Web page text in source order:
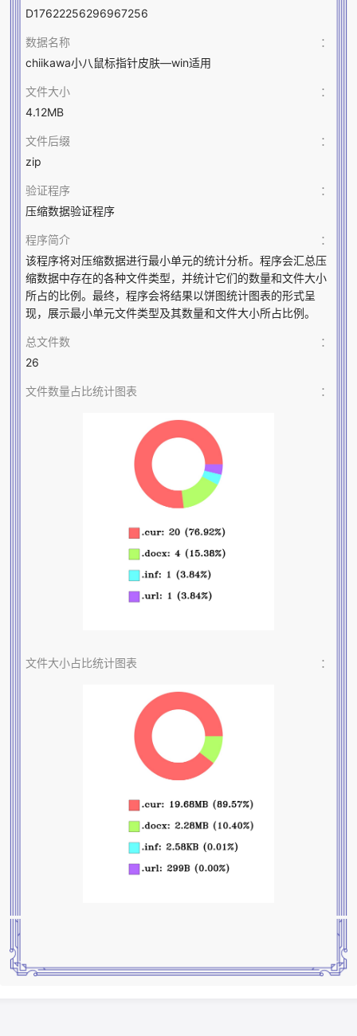
D17622256296967256
数据名称
：
chiikawa小八鼠标指针皮肤—win适用
文件大小
：
4.12MB
文件后缀
：
zip
验证程序
：
压缩数据验证程序
程序简介
：
该程序将对压缩数据进行最小单元的统计分析。程序会汇总压
缩数据中存在的各种文件类型，并统计它们的数量和文件大小
所占的比例。最终，程序会将结果以饼图统计图表的形式呈
现，展示最小单元文件类型及其数量和文件大小所占比例。
总文件数
：
26
文件数量占比统计图表 ：
文件大小占比统计图表 ：